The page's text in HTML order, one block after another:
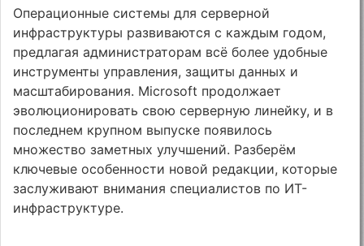
Операционные системы для серверной
инфраструктуры развиваются с каждым годом,
предлагая администраторам всё более удобные
инструменты управления, защиты данных и
масштабирования. Microsoft продолжает
эволюционировать свою серверную линейку, и в
последнем крупном выпуске появилось
множество заметных улучшений. Разберём
ключевые особенности новой редакции, которые
заслуживают внимания специалистов по ИТ-
инфраструктуре.